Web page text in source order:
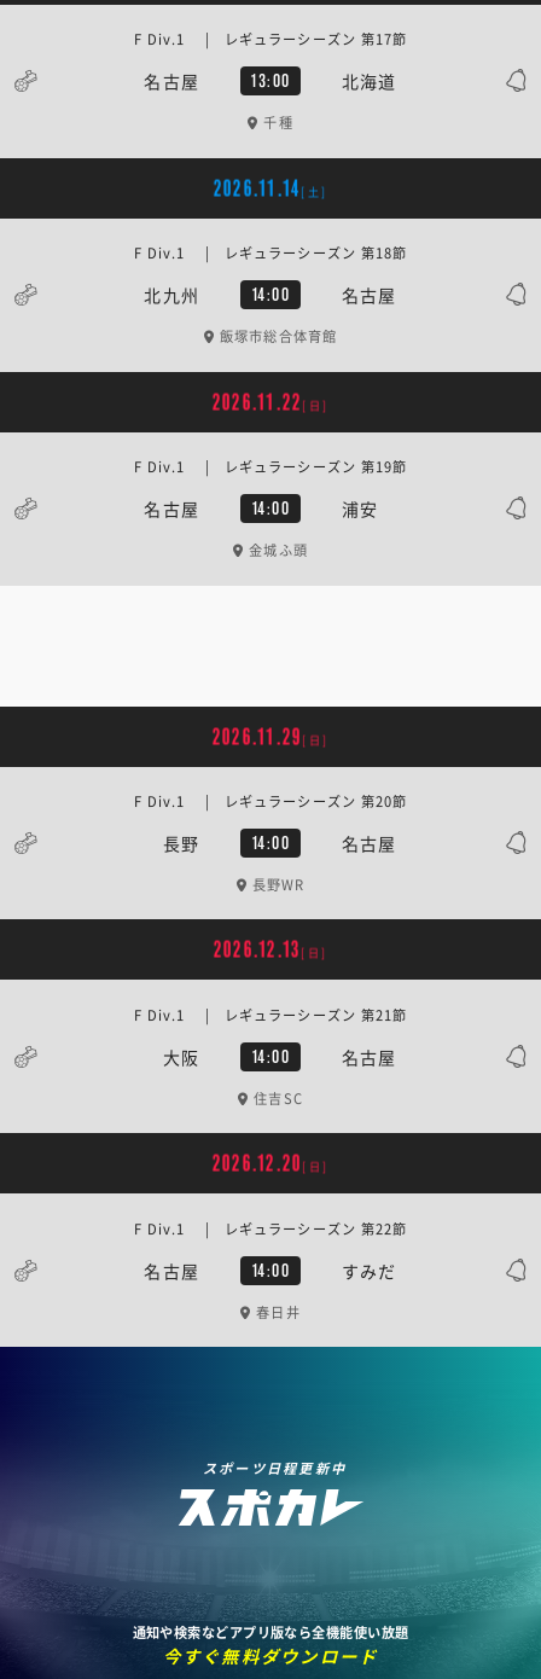
名古屋 13:00 北海道
F Div.1 | レギュラーシーズン 第17節
千種
2026.11.14 [土]
北九州 14:00 名古屋
F Div.1 | レギュラーシーズン 第18節
飯塚市総合体育館
2026.11.22 [日]
名古屋 14:00 浦安
F Div.1 | レギュラーシーズン 第19節
金城ふ頭
2026.11.29 [日]
長野 14:00 名古屋
F Div.1 | レギュラーシーズン 第20節
長野WR
2026.12.13 [日]
大阪 14:00 名古屋
F Div.1 | レギュラーシーズン 第21節
住吉SC
2026.12.20 [日]
名古屋 14:00 すみだ
F Div.1 | レギュラーシーズン 第22節
春日井
スポーツ日程更新中
通知や検索などアプリ版なら全機能使い放題
今すぐ無料ダウンロード